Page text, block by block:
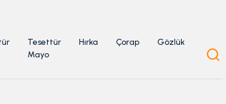
Tesettür
Mayo
Hırka Çorap Gözlük